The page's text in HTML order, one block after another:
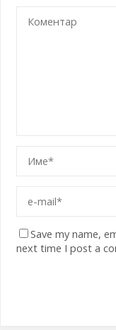
Save my name,
next time I post a